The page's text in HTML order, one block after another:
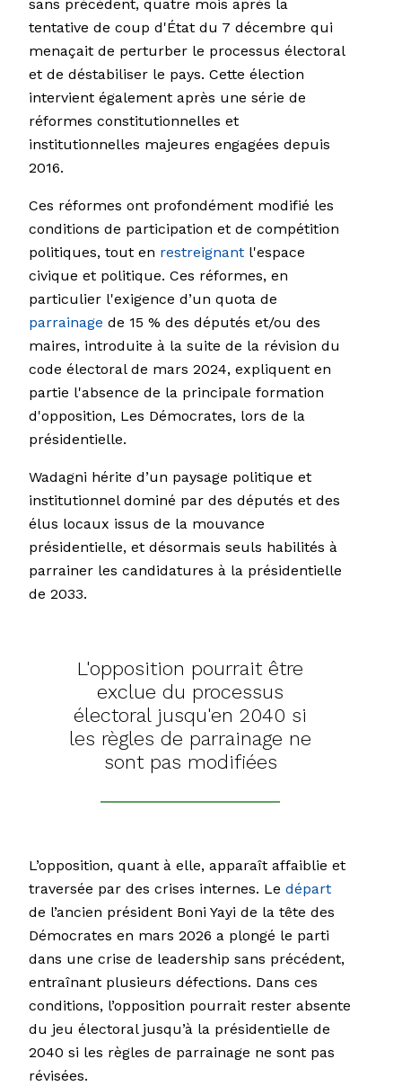
sans précédent, quatre mois après la
tentative de coup d'État du 7 décembre qui
menaçait de perturber le processus électoral
et de déstabiliser le pays. Cette élection
intervient également après une série de
réformes constitutionnelles et
institutionnelles majeures engagées depuis
2016.
Ces réformes ont profondément modifié les
conditions de participation et de compétition
politiques, tout en restreignant l'espace
civique et politique. Ces réformes, en
particulier l'exigence d’un quota de
parrainage de 15 % des députés et/ou des
maires, introduite à la suite de la révision du
code électoral de mars 2024, expliquent en
partie l'absence de la principale formation
d'opposition, Les Démocrates, lors de la
présidentielle.
Wadagni hérite d’un paysage politique et
institutionnel dominé par des députés et des
élus locaux issus de la mouvance
présidentielle, et désormais seuls habilités à
parrainer les candidatures à la présidentielle
de 2033.
L'opposition pourrait être
exclue du processus
électoral jusqu'en 2040 si
les règles de parrainage ne
sont pas modifiées
L’opposition, quant à elle, apparaît affaiblie et
traversée par des crises internes. Le départ
de l’ancien président Boni Yayi de la tête des
Démocrates en mars 2026 a plongé le parti
dans une crise de leadership sans précédent,
entraînant plusieurs défections. Dans ces
conditions, l’opposition pourrait rester absente
du jeu électoral jusqu’à la présidentielle de
2040 si les règles de parrainage ne sont pas
révisées.